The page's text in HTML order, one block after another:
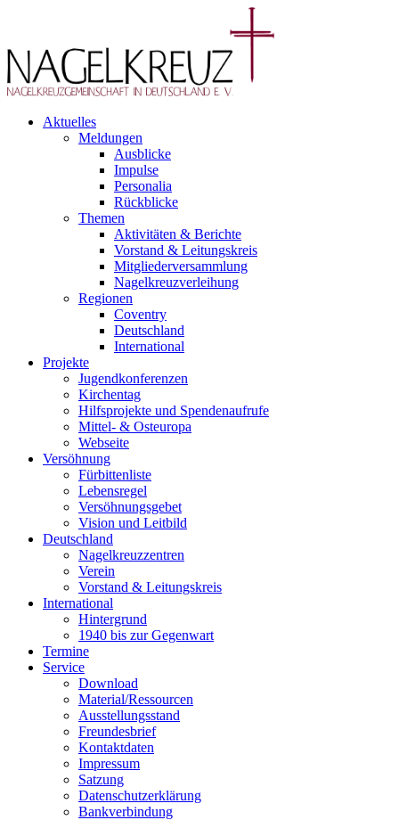
Aktuelles
Meldungen
Ausblicke
Impulse
Personalia
Rückblicke
Themen
Aktivitäten & Berichte
Vorstand & Leitungskreis
Mitgliederversammlung
Nagelkreuzverleihung
Regionen
Coventry
Deutschland
International
Projekte
Jugendkonferenzen
Kirchentag
Hilfsprojekte und Spendenaufrufe
Mittel- & Osteuropa
Webseite
Versöhnung
Fürbittenliste
Lebensregel
Versöhnungsgebet
Vision und Leitbild
Deutschland
Nagelkreuzzentren
Verein
Vorstand & Leitungskreis
International
Hintergrund
1940 bis zur Gegenwart
Termine
Service
Download
Material/Ressourcen
Ausstellungsstand
Freundesbrief
Kontaktdaten
Impressum
Satzung
Datenschutzerklärung
Bankverbindung